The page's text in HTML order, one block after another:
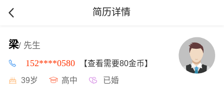
简历详情
梁/ 先生
152****0580 【查看需要80金币】
39岁 高中 已婚